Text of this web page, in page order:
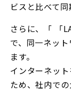
ビスと比べて
さらに、「 「
で、同一ネッ
ます。
インターネッ
ため、社内で